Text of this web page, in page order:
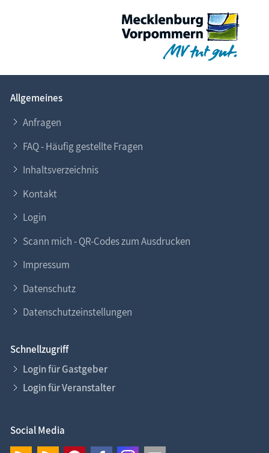
Allgemeines
Anfragen
FAQ - Häufig gestellte Fragen
Inhaltsverzeichnis
Kontakt
Login
Scann mich - QR-Codes zum Ausdrucken
Impressum
Datenschutz
Datenschutzeinstellungen
Schnellzugriff
Login für Gastgeber
Login für Veranstalter
Social Media